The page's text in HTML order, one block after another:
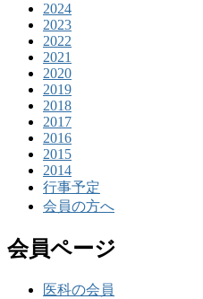
2024
2023
2022
2021
2020
2019
2018
2017
2016
2015
2014
行事予定
会員の方へ
会員ページ
医科の会員